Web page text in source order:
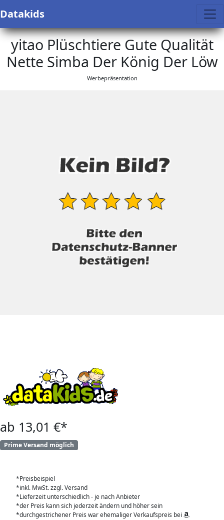
Datakids
yitao Plüschtiere Gute Qualität
Nette Simba Der König Der Löw
Werbepräsentation
ab 13,01 €*
Prime Versand möglich
*Preisbeispiel
*inkl. MwSt. zzgl. Versand
*Lieferzeit unterschiedlich - je nach Anbieter
*der Preis kann sich jederzeit ändern und höher sein
*durchgestrichener Preis war ehemaliger Verkaufspreis bei